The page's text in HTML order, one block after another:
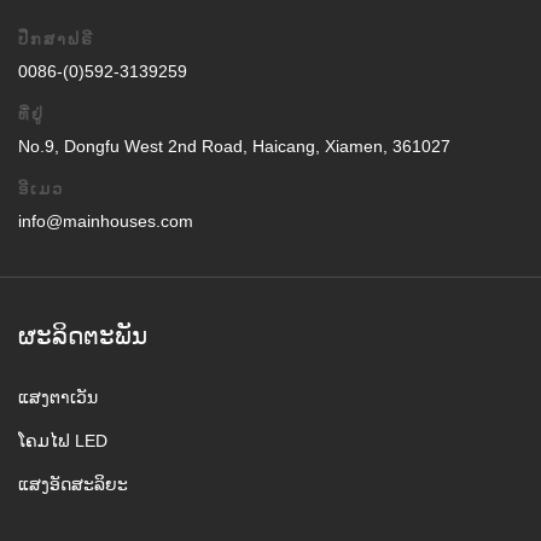
ປຶກສາຟຣີ
0086-(0)592-3139259
ທີ່ຢູ່
No.9, Dongfu West 2nd Road, Haicang, Xiamen, 361027
ອີເມວ
info@mainhouses.com
ຜະລິດຕະພັນ
ແສງຕາເວັນ
ໂຄມໄຟ LED
ແສງອັດສະລິຍະ